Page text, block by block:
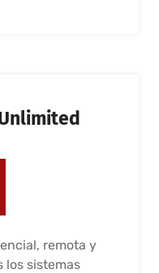
remota y
los sistemas